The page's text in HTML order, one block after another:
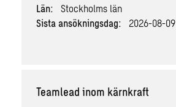
Län:
Stockholms län
Sista ansökningsdag:
2026-08-09
Teamlead inom kärnkraft